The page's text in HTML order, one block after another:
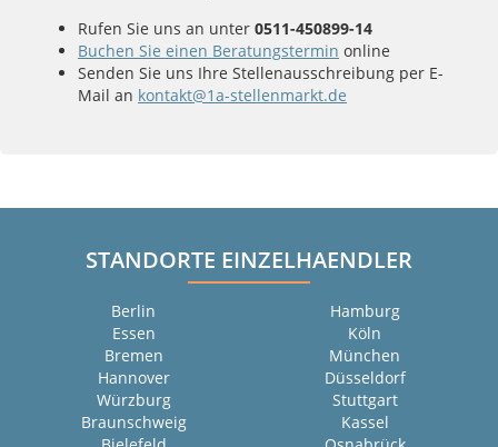
Rufen Sie uns an unter 0511-450899-14
Buchen Sie einen Beratungstermin online
Senden Sie uns Ihre Stellenausschreibung per E-
Mail an kontakt@1a-stellenmarkt.de
STANDORTE EINZELHAENDLER
Berlin
Hamburg
Essen
Köln
Bremen
München
Hannover
Düsseldorf
Würzburg
Stuttgart
Braunschweig
Kassel